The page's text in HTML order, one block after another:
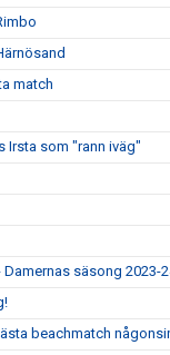
match
Irsta som "rann iväg"
Damernas säsong 2023-
beachmatch